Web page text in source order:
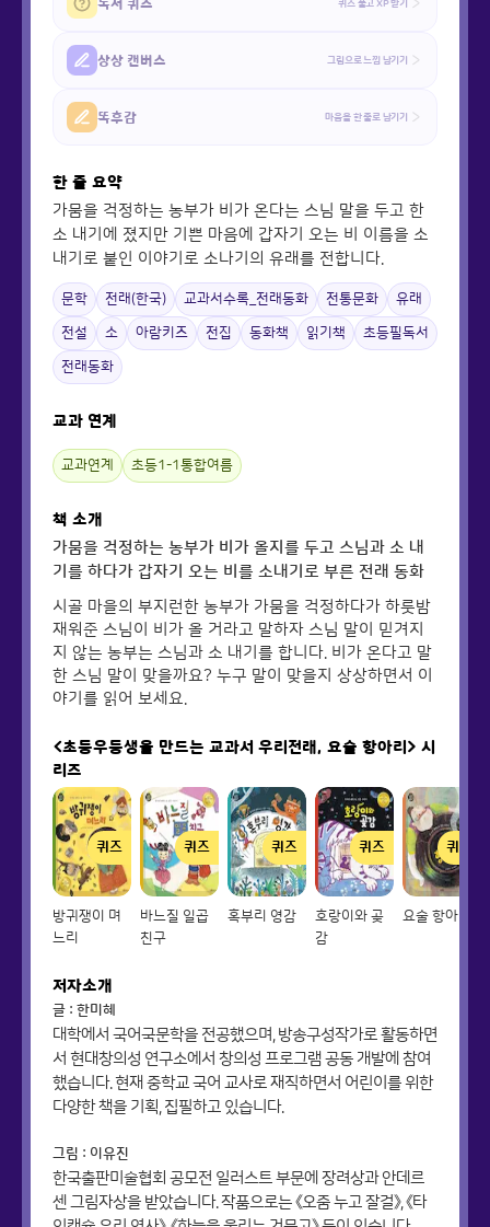
독서 퀴즈 퀴즈 풀고 XP 받기
상상 캔버스 그림으로 느낌 남기기
똑후감 마음을 한 줄로 남기기
한 줄 요약
가뭄을 걱정하는 농부가 비가 온다는 스님 말을 두고 한
소 내기에 졌지만 기쁜 마음에 갑자기 오는 비 이름을 소
내기로 붙인 이야기로 소나기의 유래를 전합니다.
문학 전래(한국) 교과서수록_전래동화 전통문화 유래
전설 소 아람키즈 전집 동화책 읽기책 초등필독서
전래동화
교과 연계
교과연계 초등1-1통합여름
책 소개
가뭄을 걱정하는 농부가 비가 올지를 두고 스님과 소 내
기를 하다가 갑자기 오는 비를 소내기로 부른 전래 동화
시골 마을의 부지런한 농부가 가뭄을 걱정하다가 하룻밤
재워준 스님이 비가 올 거라고 말하자 스님 말이 믿겨지
지 않는 농부는 스님과 소 내기를 합니다. 비가 온다고 말
한 스님 말이 맞을까요? 누구 말이 맞을지 상상하면서 이
야기를 읽어 보세요.
<초등우등생을 만드는 교과서 우리전래, 요술 항아리> 시
리즈
퀴즈
방귀쟁이 며
느리
퀴즈
바느질 일곱
친구
퀴즈
혹부리 영감
퀴즈
호랑이와 곶
감
퀴즈
요술 항아리
저자소개
글 : 한미혜
대학에서 국어국문학을 전공했으며, 방송구성작가로 활동하면
서 현대창의성 연구소에서 창의성 프로그램 공동 개발에 참여
했습니다. 현재 중학교 국어 교사로 재직하면서 어린이를 위한
다양한 책을 기획, 집필하고 있습니다.
그림 : 이유진
한국출판미술협회 공모전 일러스트 부문에 장려상과 안데르
센 그림자상을 받았습니다. 작품으로는 《오줌 누고 잘걸》, 《타